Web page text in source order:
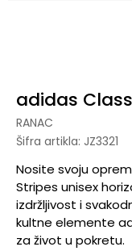
adidas
RANAC
Šifra artikla: JZ3321
Nosite svoju
Stripes unisex
izdržljivost i
kultne elemente
za život u pokretu.